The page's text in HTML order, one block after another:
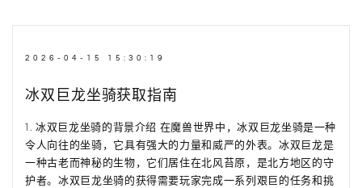
2026-04-15 15:30:19
冰双巨龙坐骑获取指南
1. 冰双巨龙坐骑的背景介绍 在魔兽世界中，冰双巨龙坐骑是一种
令人向往的坐骑，它具有强大的力量和威严的外表。冰双巨龙是
一种古老而神秘的生物，它们居住在北风苔原，是北方地区的守
护者。冰双巨龙坐骑的获得需要玩家完成一系列艰巨的任务和挑